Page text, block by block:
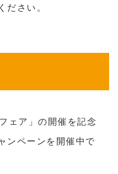
ださい。
ェア」の開催を記念
ンペーンを開催中で